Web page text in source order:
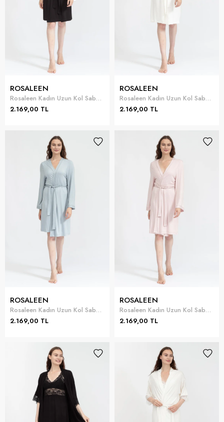
ROSALEEN
Rosaleen Kadın Uzun Kol Sabahlık
2.169,00 TL
ROSALEEN
Rosaleen Kadın Uzun Kol Sabahlık
2.169,00 TL
ROSALEEN
Rosaleen Kadın Uzun Kol Sabahlık
2.169,00 TL
ROSALEEN
Rosaleen Kadın Uzun Kol Sabahlık
2.169,00 TL